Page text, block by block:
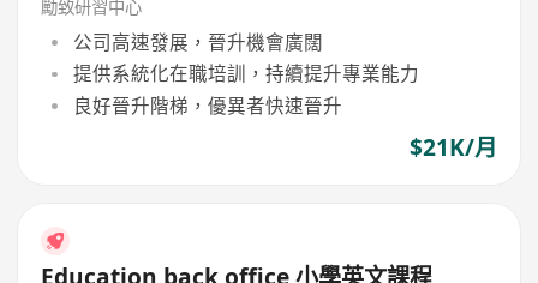
勵致研習中心
公司高速發展，晉升機會廣闊
提供系統化在職培訓，持續提升專業能力
良好晉升階梯，優異者快速晉升
$21K/月